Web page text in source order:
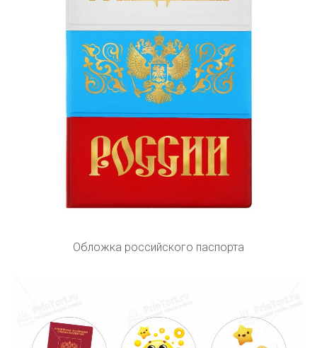
Обложка российского паспорта